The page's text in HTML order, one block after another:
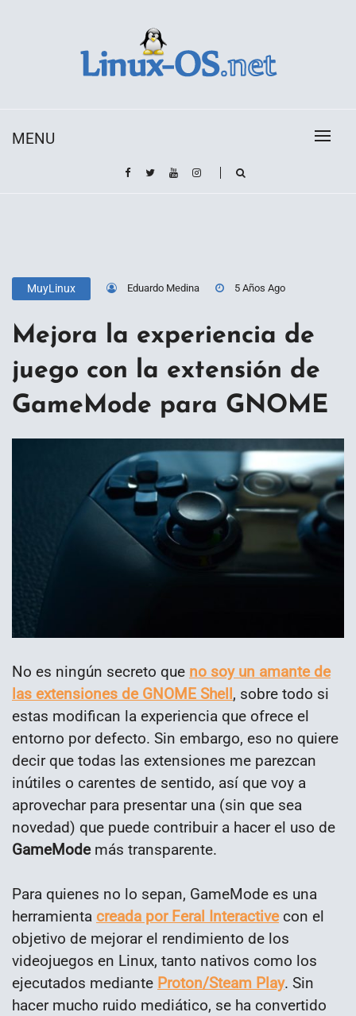
MENU
MuyLinux Eduardo Medina 5 Años Ago
Mejora la experiencia de
juego con la extensión de
GameMode para GNOME
No es ningún secreto que no soy un amante de
las extensiones de GNOME Shell, sobre todo si
estas modifican la experiencia que ofrece el
entorno por defecto. Sin embargo, eso no quiere
decir que todas las extensiones me parezcan
inútiles o carentes de sentido, así que voy a
aprovechar para presentar una (sin que sea
novedad) que puede contribuir a hacer el uso de
GameModemás transparente.
Para quienes no lo sepan, GameMode es una
herramienta creada por Feral Interactivecon el
objetivo de mejorar el rendimiento de los
videojuegos en Linux, tanto nativos como los
ejecutados mediante Proton/Steam Play. Sin
hacer mucho ruido mediático, se ha convertido